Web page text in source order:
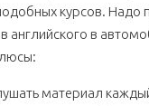
курсов. Надо
английского в
материал